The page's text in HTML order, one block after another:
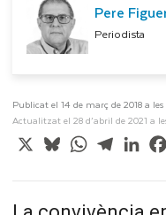
Pere
Periodista
Publicat el 14 de març de 2018 a les
Actualitzat el 28 d’abril de 2021 a
X BlueskyWhatsApp